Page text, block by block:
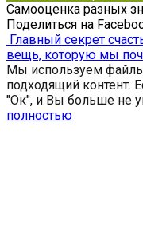
Самооценка разных
Поделиться на
Главный секрет
вещь, которую мы
Мы используем
подходящий контент.
"Ок", и Вы больше не
полностью